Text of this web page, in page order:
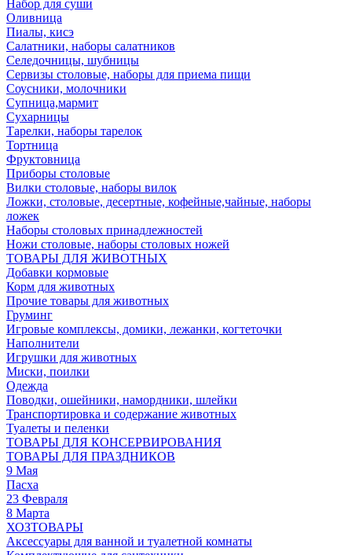
Набор для суши
Оливница
Пиалы, кисэ
Салатники, наборы салатников
Селедочницы, шубницы
Сервизы столовые, наборы для приема пищи
Соусники, молочники
Супница,мармит
Сухарницы
Тарелки, наборы тарелок
Тортница
Фруктовница
Приборы столовые
Вилки столовые, наборы вилок
Ложки, столовые, десертные, кофейные,чайные, наборы
ложек
Наборы столовых принадлежностей
Ножи столовые, наборы столовых ножей
ТОВАРЫ ДЛЯ ЖИВОТНЫХ
Добавки кормовые
Корм для животных
Прочие товары для животных
Груминг
Игровые комплексы, домики, лежанки, когтеточки
Наполнители
Игрушки для животных
Миски, поилки
Одежда
Поводки, ошейники, намордники, шлейки
Транспортировка и содержание животных
Туалеты и пеленки
ТОВАРЫ ДЛЯ КОНСЕРВИРОВАНИЯ
ТОВАРЫ ДЛЯ ПРАЗДНИКОВ
9 Мая
Пасха
23 Февраля
8 Марта
ХОЗТОВАРЫ
Аксессуары для ванной и туалетной комнаты